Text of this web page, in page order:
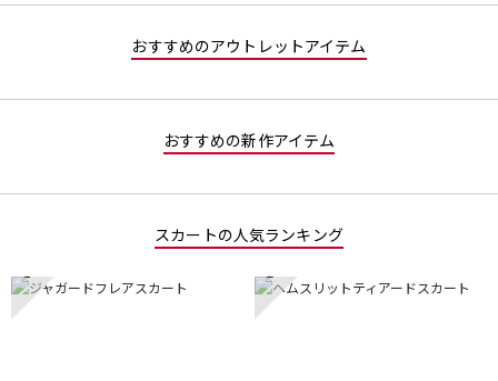
す。
5
す。
おすすめのアウトレットアイテム
おすすめの新作アイテム
スカートの人気ランキング
1 2